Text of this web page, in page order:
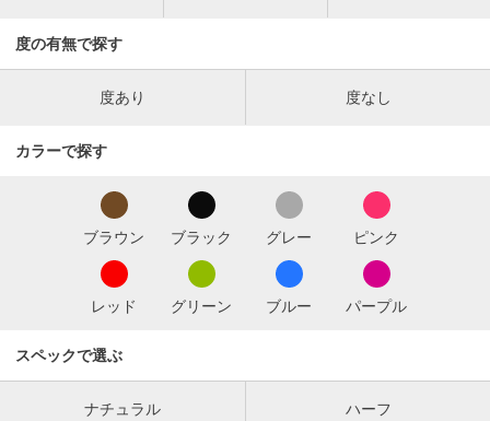
度の有無で探す
度あり 度なし
カラーで探す
ブラウン ブラック グレー ピンク
レッド グリーン ブルー パープル
スペックで選ぶ
ナチュラル ハーフ